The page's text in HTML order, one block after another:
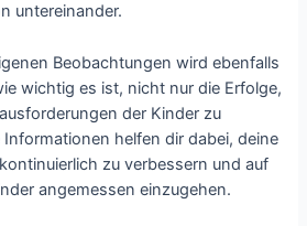
untereinander.
Beobachtungen wird ebenfalls
wichtig es ist, nicht nur die Erfolge,
der Kinder zu
helfen dir dabei, deine
zu verbessern und auf
angemessen einzugehen.